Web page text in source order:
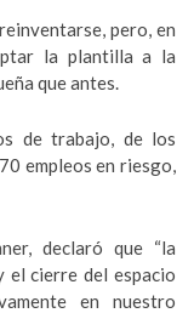
pero, en
la plantilla a la
que antes.
de trabajo, de los
empleos en riesgo,
declaró que “la
el cierre del espacio
en nuestro